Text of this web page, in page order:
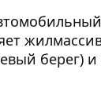
берег)